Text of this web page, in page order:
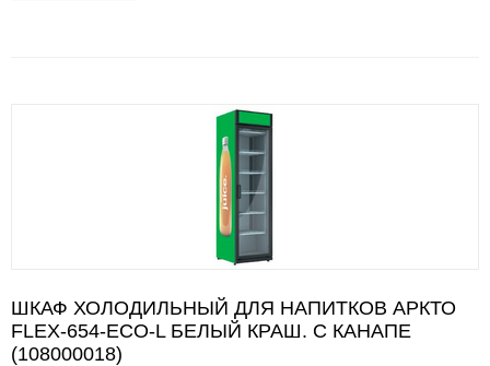
ШКАФ ХОЛОДИЛЬНЫЙ ДЛЯ НАПИТКОВ АРКТО
FLEX-654-ECO-L БЕЛЫЙ КРАШ. C КАНАПЕ
(108000018)